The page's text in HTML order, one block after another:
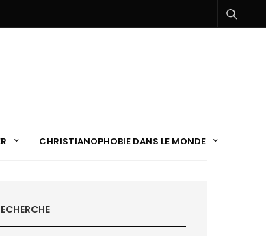
CHRISTIANOPHOBIE DANS LE MONDE